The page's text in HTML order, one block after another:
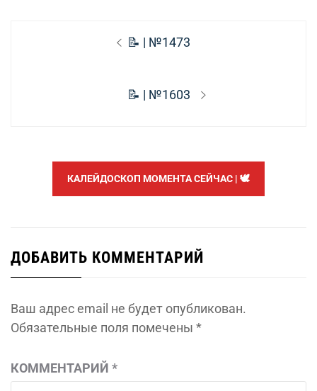
Предыдущая
📝 | №1473
Следующая
📝 | №1603
КАЛЕЙДОСКОП МОМЕНТА СЕЙЧАС | 🕊️
ДОБАВИТЬ КОММЕНТАРИЙ
Ваш адрес email не будет опубликован.
Обязательные поля помечены *
КОММЕНТАРИЙ *